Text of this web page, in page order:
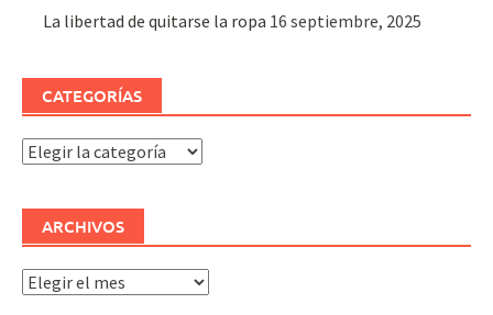
La libertad de quitarse la ropa 16 septiembre, 2025
CATEGORÍAS
Categorías
ARCHIVOS
Archivos